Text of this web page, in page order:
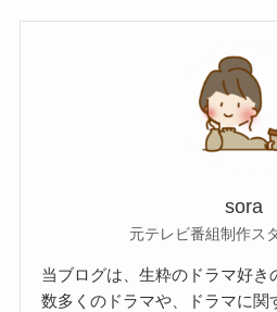
sora
元テレビ番組制作ス
当ブログは、生粋のドラマ好き
数多くのドラマや、ドラマに関